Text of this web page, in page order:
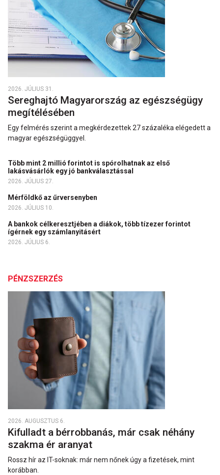
2026. JÚLIUS 31.
Sereghajtó Magyarország az egészségügy
megítélésében
Egy felmérés szerint a megkérdezettek 27 százaléka elégedett a
magyar egészségüggyel.
Több mint 2 millió forintot is spórolhatnak az első
lakásvásárlók egy jó bankválasztással
2026. JÚLIUS 27.
Mérföldkő az űrversenyben
2026. JÚLIUS 10.
A bankok célkeresztjében a diákok, több tízezer forintot
ígérnek egy számlanyitásért
2026. JÚLIUS 6.
PÉNZSZERZÉS
2026. AUGUSZTUS 6.
Kifulladt a bérrobbanás, már csak néhány
szakma ér aranyat
Rossz hír az IT-soknak: már nem nőnek úgy a fizetések, mint
korábban.